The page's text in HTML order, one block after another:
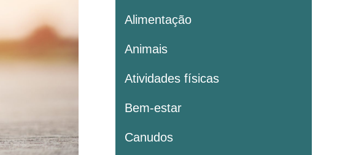
Alimentação
Animais
Atividades físicas
Bem-estar
Canudos